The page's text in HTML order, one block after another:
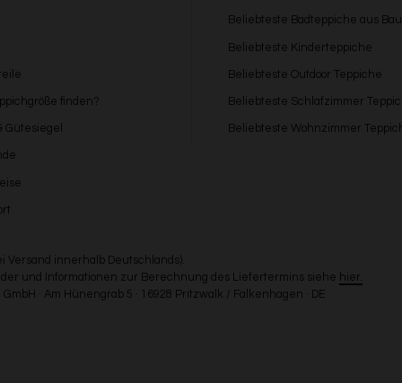
finden?
Gütesiegel
Beliebteste Badteppiche aus
Beliebteste Kinderteppiche
Beliebteste Outdoor Teppiche
Beliebteste Schlafzimmer
Beliebteste Wohnzimmer
Versand innerhalb Deutschlands).
und Informationen zur Berechnung des Liefertermins siehe hier.
· Am Hünengrab 5 · 16928 Pritzwalk / Falkenhagen · DE